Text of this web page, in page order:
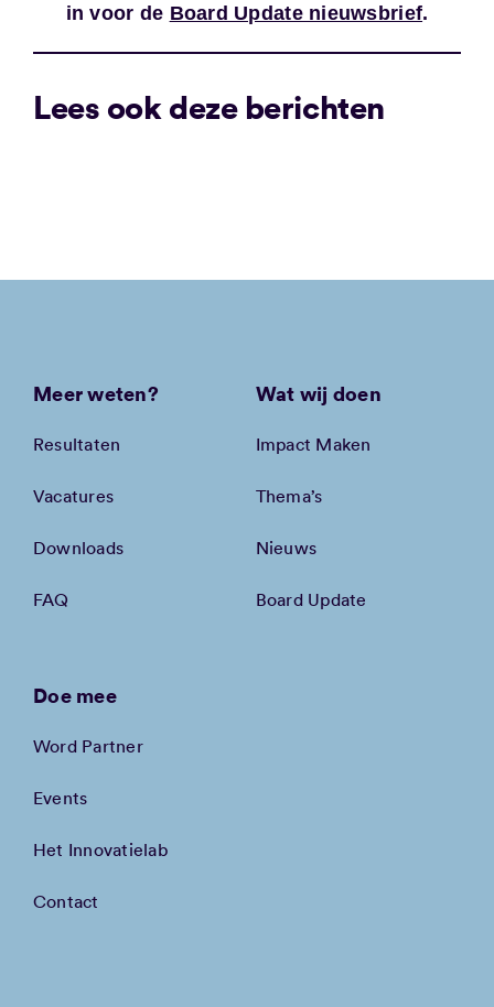
in voor de Board Update nieuwsbrief.
Lees ook deze berichten
Meer weten?
Resultaten
Vacatures
Downloads
FAQ
Wat wij doen
Impact Maken
Thema’s
Nieuws
Board Update
Doe mee
Word Partner
Events
Het Innovatielab
Contact